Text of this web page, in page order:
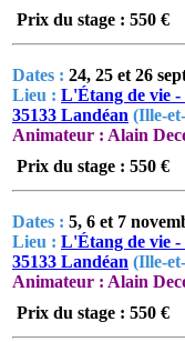
Prix du stage : 550 €
Dates : 24, 25 et 26
Lieu : L'Étang de vie
35133 Landéan (Ille-
Animateur : Alain
Prix du stage : 550 €
Dates : 5, 6 et 7
Lieu : L'Étang de vie
35133 Landéan (Ille-
Animateur : Alain
Prix du stage : 550 €